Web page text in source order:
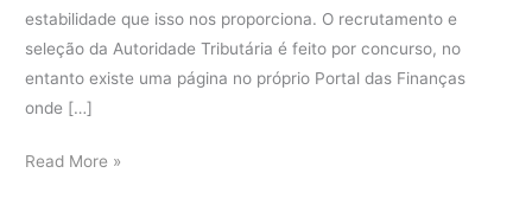
estabilidade que isso nos proporciona. O recrutamento e
seleção da Autoridade Tributária é feito por concurso, no
entanto existe uma página no próprio Portal das Finanças
onde […]
Recrutamento
Read More »